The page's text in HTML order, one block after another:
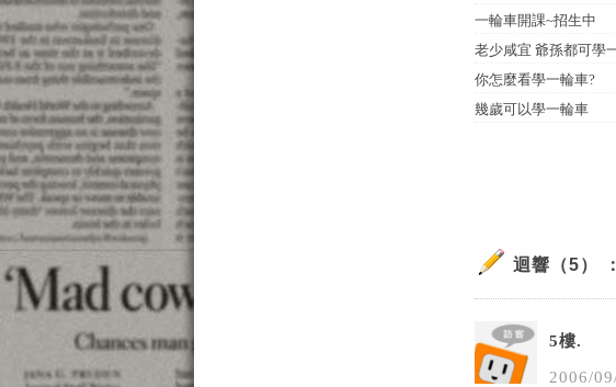
一輪車開課~招生中
老少咸宜 爺孫都可學
你怎麼看學一輪車?
幾歲可以學一輪車
迴響（5） ：
5樓.
2006/09